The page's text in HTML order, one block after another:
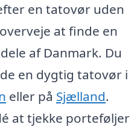
en tatovør uden
at finde en
af Danmark. Du
en dygtig tatovør i
eller på Sjælland.
at tjekke porteføljer